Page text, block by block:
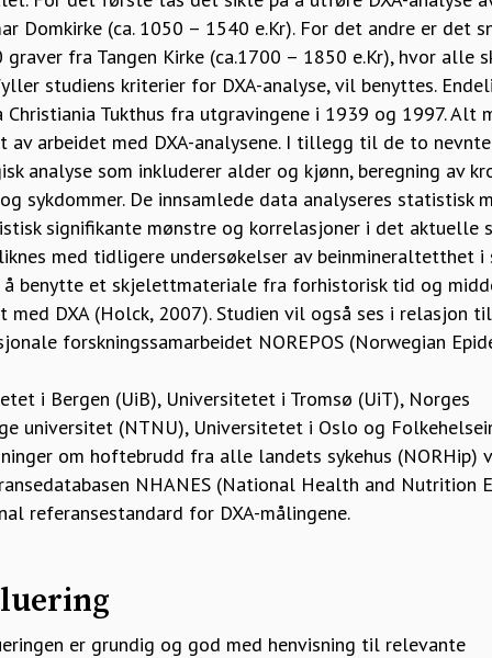
Domkirke (ca. 1050 – 1540 e.Kr). For det andre er det
fra Tangen Kirke (ca.1700 – 1850 e.Kr), hvor alle
studiens kriterier for DXA-analyse, vil benyttes.
Tukthus fra utgravingene i 1939 og 1997.
av arbeidet med DXA-analysene. I tillegg til de to
analyse som inkluderer alder og kjønn, beregning av
sykdommer. De innsamlede data analyseres statistisk
signifikante mønstre og korrelasjoner i det aktuelle
med tidligere undersøkelser av beinmineraltetthet
benytte et skjelettmateriale fra forhistorisk tid og
med DXA (Holck, 2007). Studien vil også ses i relasjon
forskningssamarbeidet NOREPOS (Norwegian
i Bergen (UiB), Universitetet i Tromsø (UiT), Norges
universitet (NTNU), Universitetet i Oslo og
om hoftebrudd fra alle landets sykehus (NORHip)
NHANES (National Health and Nutrition
referansestandard for DXA-målingene.
er grundig og god med henvisning til relevante